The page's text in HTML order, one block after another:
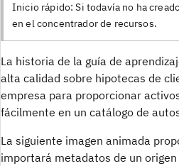
Inicio rápido: Si todavía no ha
en el concentrador de recursos.
La historia de la guía de
alta calidad sobre hipotecas de
empresa para proporcionar
fácilmente en un catálogo de
La siguiente imagen animada
importará metadatos de un